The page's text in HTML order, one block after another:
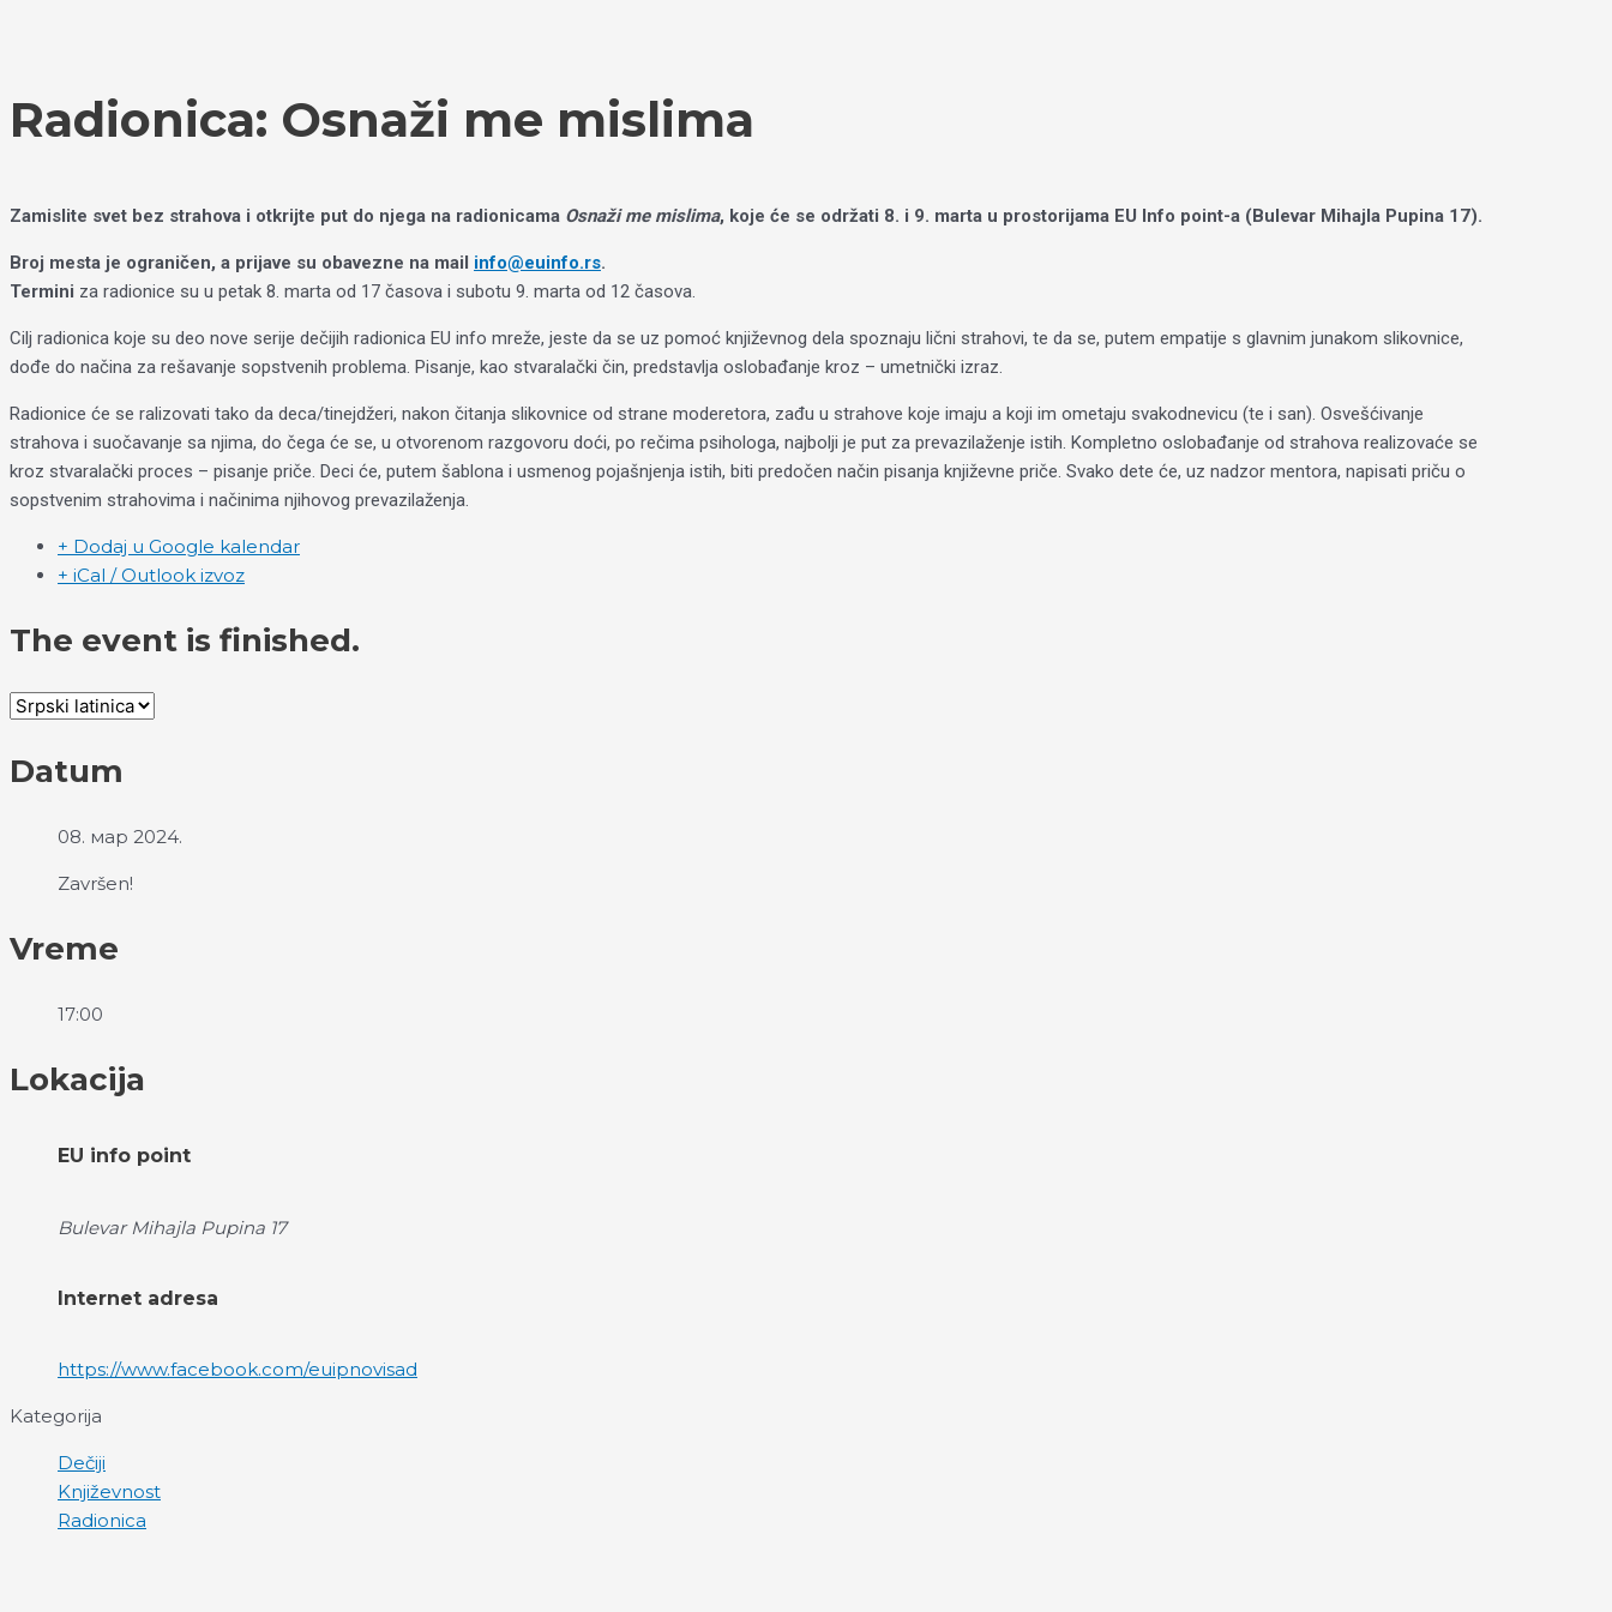
Radionica: Osnaži me mislima
Zamislite svet bez strahova i otkrijte put do njega na radionicama Osnaži me mislima, koje će se održati 8. i 9. marta u prostorijama EU Info point-a (Bulevar Mihajla Pupina 17).
Broj mesta je ograničen, a prijave su obavezne na mail info@euinfo.rs.
Termini za radionice su u petak 8. marta od 17 časova i subotu 9. marta od 12 časova.
Cilj radionica koje su deo nove serije dečijih radionica EU info mreže, jeste da se uz pomoć književnog dela spoznaju lični strahovi, te da se, putem empatije s glavnim junakom slikovnice,
dođe do načina za rešavanje sopstvenih problema. Pisanje, kao stvaralački čin, predstavlja oslobađanje kroz – umetnički izraz.
Radionice će se ralizovati tako da deca/tinejdžeri, nakon čitanja slikovnice od strane moderetora, zađu u strahove koje imaju a koji im ometaju svakodnevicu (te i san). Osvešćivanje
strahova i suočavanje sa njima, do čega će se, u otvorenom razgovoru doći, po rečima psihologa, najbolji je put za prevazilaženje istih. Kompletno oslobađanje od strahova realizovaće se
kroz stvaralački proces – pisanje priče. Deci će, putem šablona i usmenog pojašnjenja istih, biti predočen način pisanja književne priče. Svako dete će, uz nadzor mentora, napisati priču o
sopstvenim strahovima i načinima njihovog prevazilaženja.
+ Dodaj u Google kalendar
+ iCal / Outlook izvoz
The event is finished.
Datum
08. мар 2024.
Završen!
Vreme
17:00
Lokacija
EU info point
Bulevar Mihajla Pupina 17
Internet adresa
https://www.facebook.com/euipnovisad
Kategorija
Dečiji
Književnost
Radionica